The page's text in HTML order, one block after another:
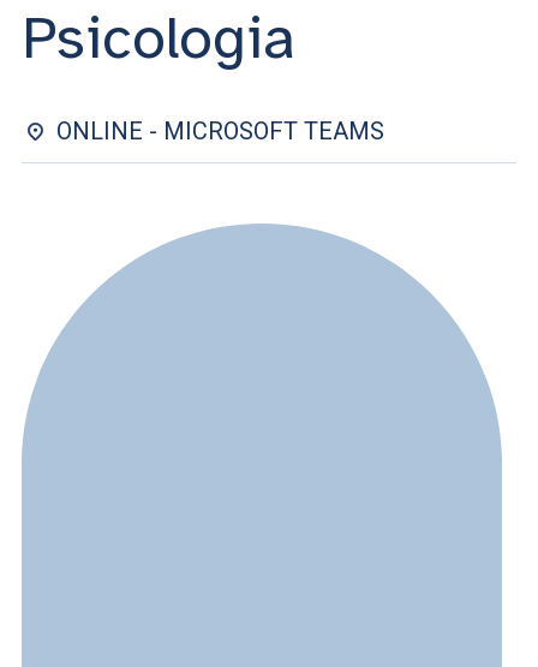
SEI UN DOCENTE O UN MEMBRO DELLO STAFF
Psicologia
ONLINE - MICROSOFT TEAMS